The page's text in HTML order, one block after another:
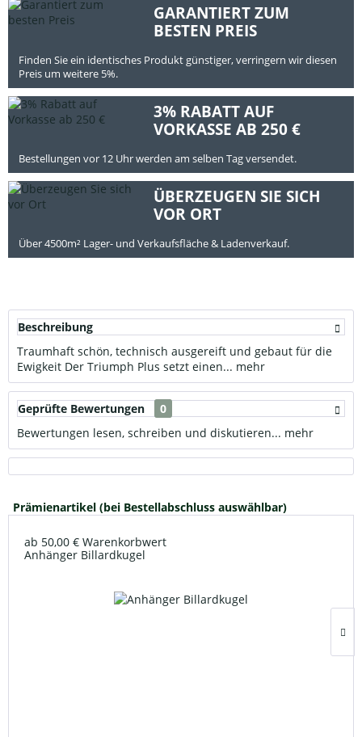
GARANTIERT ZUM
BESTEN PREIS
Finden Sie ein identisches Produkt günstiger, verringern wir diesen
Preis um weitere 5%.
3% RABATT AUF
VORKASSE AB 250 €
Bestellungen vor 12 Uhr werden am selben Tag versendet.
ÜBERZEUGEN SIE SICH
VOR ORT
Über 4500m² Lager- und Verkaufsfläche & Ladenverkauf.
Beschreibung
Traumhaft schön, technisch ausgereift und gebaut für die
Ewigkeit Der Triumph Plus setzt einen... mehr
Geprüfte Bewertungen
0
Bewertungen lesen, schreiben und diskutieren... mehr
Prämienartikel (bei Bestellabschluss auswählbar)
ab 50,00 € Warenkorbwert
Anhänger Billardkugel